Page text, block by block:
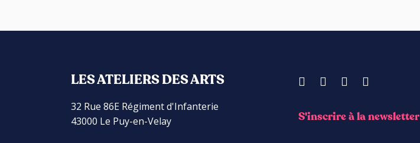
LES ATELIERS DES ARTS
32 Rue 86E Régiment d'Infanterie
43000 Le Puy-en-Velay
FacebookInstagram
Youtube
S'inscrire à la newsletter